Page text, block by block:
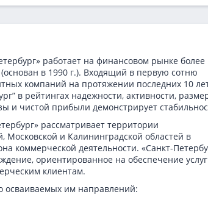
работает на финансовом рынке более
(основан в 1990 г.). Входящий в первую сотню
компаний на протяжении последних 10
в рейтингах надежности, активности,
и чистой прибыли демонстрирует
рассматривает территории
Московской и Калининградской областей в
коммерческой деятельности. «Санкт-
ориентированное на обеспечение услуг
клиентам.
осваиваемых им направлений: